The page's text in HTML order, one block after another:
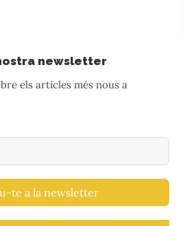
newsletter
els articles més nous a
te a la newsletter